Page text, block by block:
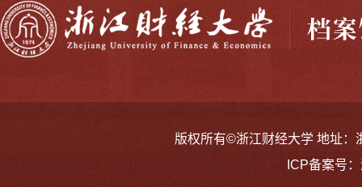
版权所有©浙江财经大学 地址：
ICP备案号：